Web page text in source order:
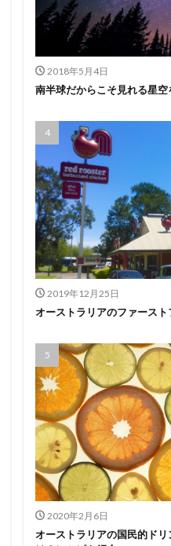
2018年5月4日
南半球だからこそ見れる星
2019年12月25日
オーストラリアのファースト
2020年2月6日
オーストラリアの国民的ド